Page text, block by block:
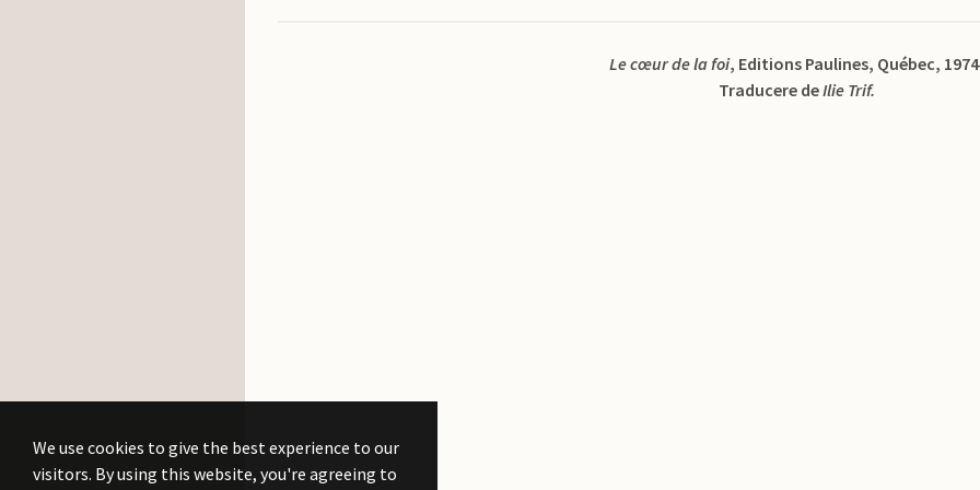
Le cœur de la foi, Editions Paulines, Québec,
Traducere deIlie Trif.
We use cookies to give the best experience to our
visitors. By using this website, you're agreeing to